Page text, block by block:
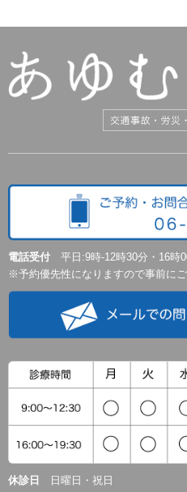
電話受付 平日:9時-12時30分・16
※予約優先性になりますので事前にご
休診日 日曜日・祝日